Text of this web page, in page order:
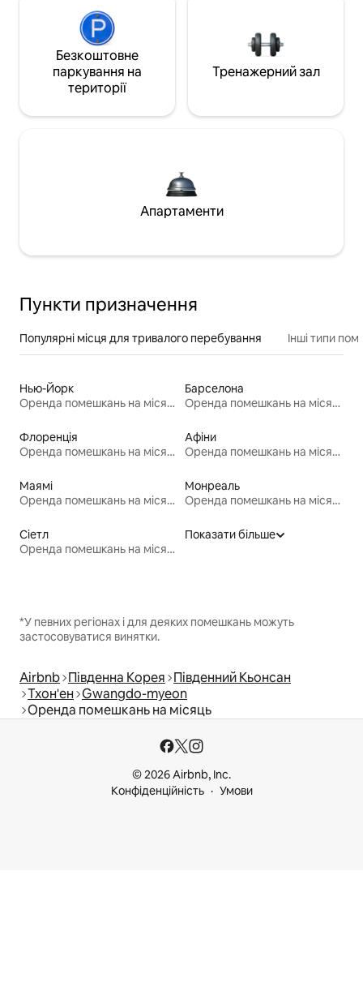
Безкоштовне
паркування на
території
Тренажерний зал
Апартаменти
Пункти призначення
Популярні місця для тривалого перебування Інші типи
Нью-Йорк
Оренда помешкань на місяць
Барселона
Оренда помешкань на місяць
Флоренція
Оренда помешкань на місяць
Афіни
Оренда помешкань на місяць
Маямі
Оренда помешкань на місяць
Монреаль
Оренда помешкань на місяць
Сіетл
Оренда помешкань на місяць
Показати більше
*У певних регіонах і для деяких помешкань можуть
застосовуватися винятки.
Airbnb Південна Корея Південний Кьонсан
Тхон'ен Gwangdo-myeon
Оренда помешкань на місяць
© 2026 Airbnb, Inc.
Конфіденційність
Умови